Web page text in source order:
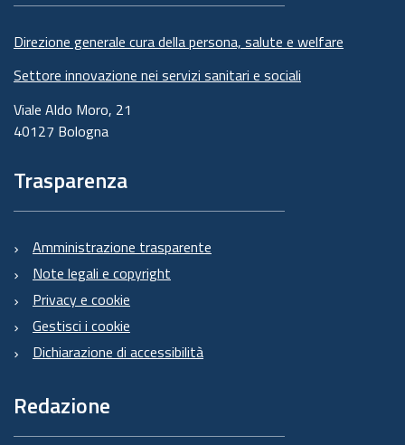
Direzione generale cura della persona, salute e welfare
Settore innovazione nei servizi sanitari e sociali
Viale Aldo Moro, 21
40127 Bologna
Trasparenza
Amministrazione trasparente
Note legali e copyright
Privacy e cookie
Gestisci i cookie
Dichiarazione di accessibilità
Redazione